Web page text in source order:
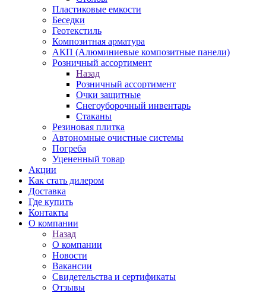
Пластиковые емкости
Беседки
Геотекстиль
Композитная арматура
АКП (Алюминиевые композитные панели)
Розничный ассортимент
Назад
Розничный ассортимент
Очки защитные
Снегоуборочный инвентарь
Стаканы
Резиновая плитка
Автономные очистные системы
Погреба
Уцененный товар
Акции
Как стать дилером
Доставка
Где купить
Контакты
О компании
Назад
О компании
Новости
Вакансии
Свидетельства и сертификаты
Отзывы